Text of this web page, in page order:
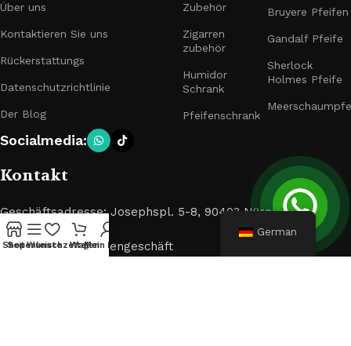
Über uns
Kontaktieren Sie uns
Rückerstattungs
Datenschutzrichtlinie
Der Blog
Zubehör
Zigarren
zubehör
Humidor
Schrank
Pfeifenschrank
Bruyere Pfeifen
Gandalf Pfeife
Sherlock
Holmes Pfeife
Socialmedia:
Kontakt
Geschäftsadresse: Josephspl. 5-8, 90403 Nürnberg
Pfeifen- und Zigarrengeschäft
Shop
Seitenleiste
Wunschzettel
WagenMein Konto
German